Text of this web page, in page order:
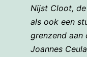
Nijst Cloot,
als ook een
grenzend aan
Joannes